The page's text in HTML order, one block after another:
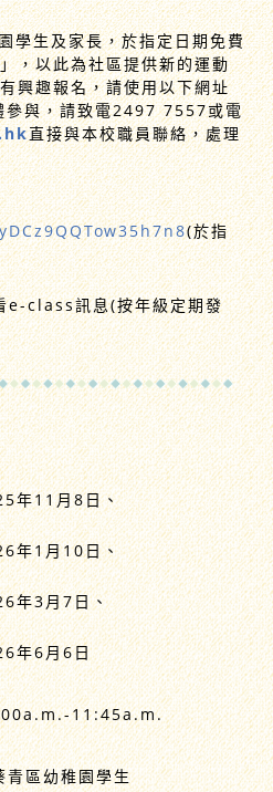
生及家長，於指定日期免費
，以此為社區提供新的運動
興趣報名，請使用以下網址
參與，請致電2497 7557或電
直接與本校職員聯絡，處理
(於指
e-class訊息(按年級定期發
年11月8日、
年1月10日、
年3月7日、
年6月6日
11:45a.m.
青區幼稚園學生